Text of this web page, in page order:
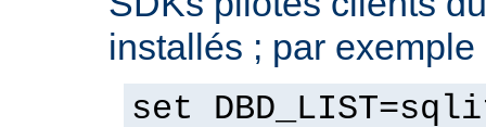
installés ; par exemple
set